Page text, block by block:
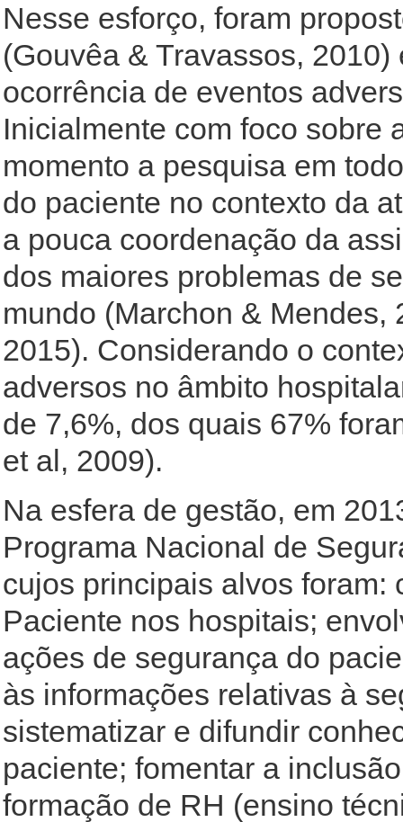
Nesse esforço, foram
(Gouvêa & Travassos,
ocorrência de eventos
Inicialmente com foco sobre
momento a pesquisa em
do paciente no contexto da
a pouca coordenação da
dos maiores problemas de
mundo (Marchon &
2015). Considerando o
adversos no âmbito
de 7,6%, dos quais 67%
et al, 2009).
Na esfera de gestão, em
Programa Nacional de
cujos principais alvos foram:
Paciente nos hospitais;
ações de segurança do
às informações relativas à
sistematizar e difundir
paciente; fomentar a
formação de RH (ensino